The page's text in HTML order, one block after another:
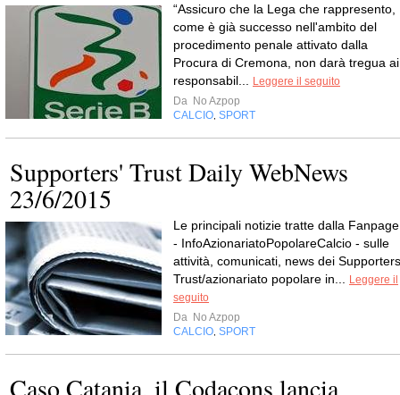
“Assicuro che la Lega che rappresento,
come è già successo nell'ambito del
procedimento penale attivato dalla
Procura di Cremona, non darà tregua ai
responsabil...
Leggere il seguito
Da No Azpop
CALCIO SPORT
Supporters' Trust Daily WebNews
23/6/2015
Le principali notizie tratte dalla Fanpage
- InfoAzionariatoPopolareCalcio - sulle
attività, comunicati, news dei
Trust/azionariato popolare in...
Leggere il
seguito
Da No Azpop
CALCIO SPORT
Caso Catania, il Codacons lancia